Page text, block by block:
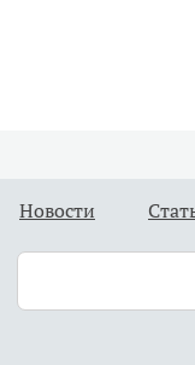
Новости